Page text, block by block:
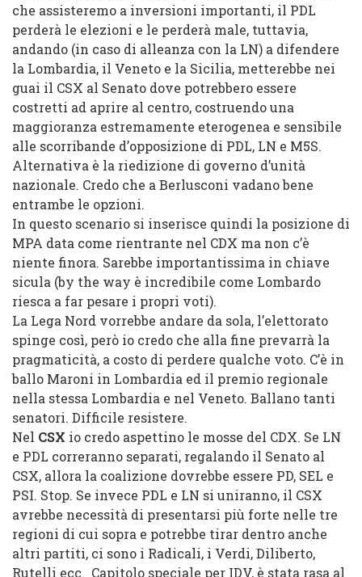
che assisteremo a inversioni importanti, il PDL
perderà le elezioni e le perderà male, tuttavia,
andando (in caso di alleanza con la LN) a difendere
la Lombardia, il Veneto e la Sicilia, metterebbe nei
guai il CSX al Senato dove potrebbero essere
costretti ad aprire al centro, costruendo una
maggioranza estremamente eterogenea e sensibile
alle scorribande d’opposizione di PDL, LN e M5S.
Alternativa è la riedizione di governo d’unità
nazionale. Credo che a Berlusconi vadano bene
entrambe le opzioni.
In questo scenario si inserisce quindi la posizione di
MPA data come rientrante nel CDX ma non c’è
niente finora. Sarebbe importantissima in chiave
sicula (by the way è incredibile come Lombardo
riesca a far pesare i propri voti).
La Lega Nord vorrebbe andare da sola, l’elettorato
spinge così, però io credo che alla fine prevarrà la
pragmaticità, a costo di perdere qualche voto. C’è in
ballo Maroni in Lombardia ed il premio regionale
nella stessa Lombardia e nel Veneto. Ballano tanti
senatori. Difficile resistere.
Nel CSX io credo aspettino le mosse del CDX. Se LN
e PDL correranno separati, regalando il Senato al
CSX, allora la coalizione dovrebbe essere PD, SEL e
PSI. Stop. Se invece PDL e LN si uniranno, il CSX
avrebbe necessità di presentarsi più forte nelle tre
regioni di cui sopra e potrebbe tirar dentro anche
altri partiti, ci sono i Radicali, i Verdi, Diliberto,
Rutelli ecc. Capitolo speciale per IDV, è stata rasa al